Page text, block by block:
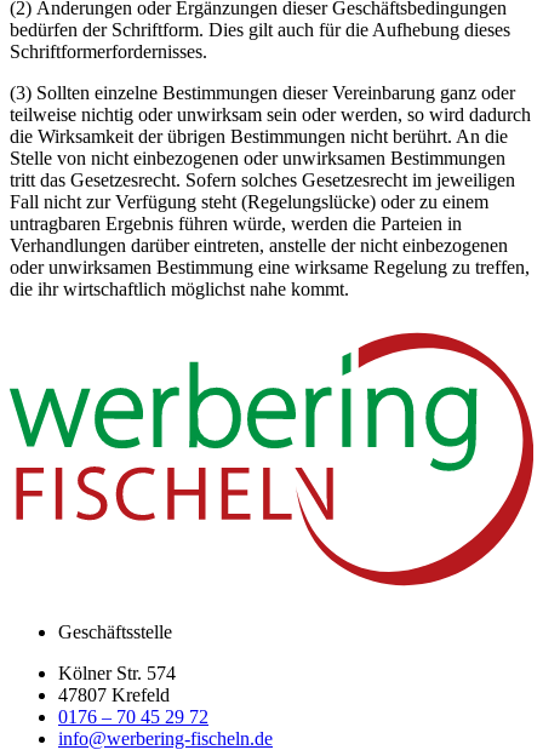
(2) Änderungen oder Ergänzungen dieser Geschäftsbedingungen
bedürfen der Schriftform. Dies gilt auch für die Aufhebung dieses
Schriftformerfordernisses.
(3) Sollten einzelne Bestimmungen dieser Vereinbarung ganz oder
teilweise nichtig oder unwirksam sein oder werden, so wird dadurch
die Wirksamkeit der übrigen Bestimmungen nicht berührt. An die
Stelle von nicht einbezogenen oder unwirksamen Bestimmungen
tritt das Gesetzesrecht. Sofern solches Gesetzesrecht im jeweiligen
Fall nicht zur Verfügung steht (Regelungslücke) oder zu einem
untragbaren Ergebnis führen würde, werden die Parteien in
Verhandlungen darüber eintreten, anstelle der nicht einbezogenen
oder unwirksamen Bestimmung eine wirksame Regelung zu treffen,
die ihr wirtschaftlich möglichst nahe kommt.
Geschäftsstelle
Kölner Str. 574
47807 Krefeld
0176 – 70 45 29 72
info@werbering-fischeln.de